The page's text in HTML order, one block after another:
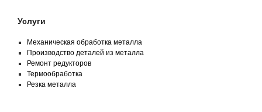
Услуги
Механическая обработка металла
Производство деталей из металла
Ремонт редукторов
Термообработка
Резка металла